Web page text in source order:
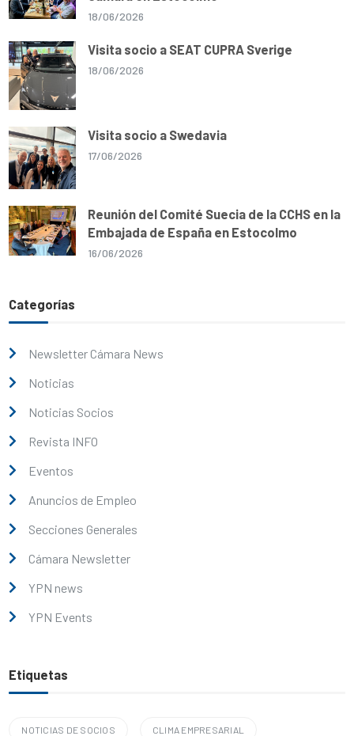
18/06/2026
Visita socio a SEAT CUPRA Sverige
18/06/2026
Visita socio a Swedavia
17/06/2026
Reunión del Comité Suecia de la CCHS en la
Embajada de España en Estocolmo
16/06/2026
Categorías
Newsletter Cámara News
Noticias
Noticias Socios
Revista INFO
Eventos
Anuncios de Empleo
Secciones Generales
Cámara Newsletter
YPN news
YPN Events
Etiquetas
NOTICIAS DE SOCIOS CLIMA EMPRESARIAL